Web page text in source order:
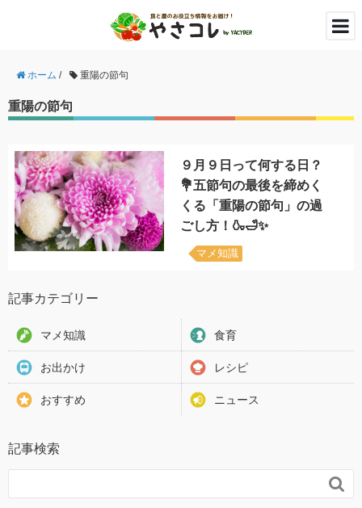
ホーム / 重陽の節句
重陽の節句
９月９日って何する日？
💐五節句の最後を締めく
くる「重陽の節句」の過
ごし方！🍶🛁✨
マメ知識
記事カテゴリー
マメ知識 食育
お出かけ レシピ
おすすめ ニュース
記事検索
